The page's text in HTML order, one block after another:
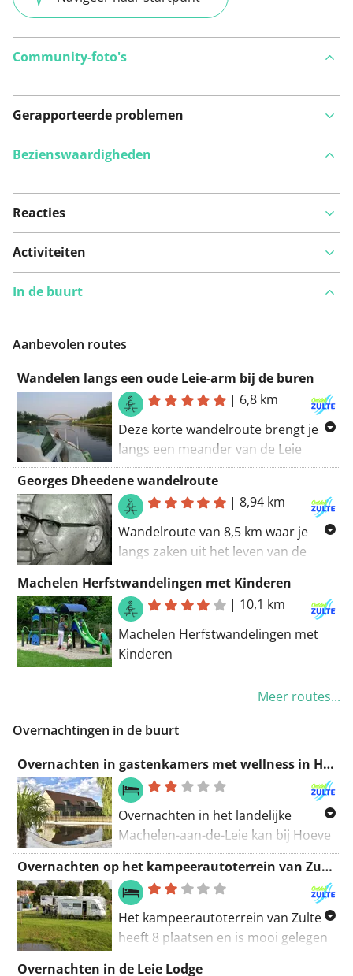
Community-foto's
Gerapporteerde problemen
Bekijk op kaart
Iets opgevallen op deze route?
Bezienswaardigheden
Reacties
Activiteiten
In de buurt
Aanbevolen routes
Wandelen langs een oude Leie-arm bij de buren
| 6,8 km
Deze korte wandelroute brengt je
langs een meander van de Leie
tussen Oeselgem en Gottem.
Vroeger was de Leie een
kronkelende rivier. Wegens
economische doeleinden werd ze
rechtgetrokken. Hiervoor
ontstonden lussen die afgesloten
werden van de Leie. Rond deze
waterplassen is het fijn vertoeven.
Georges Dheedene wandelroute
|8,94 km
Wandelroute van 8,5 km waar je
langs zaken uit het leven van de
Zultse portret- en landschapschilder
Georges Dheedene komt.
Machelen Herfstwandelingen met Kinderen
| 10,1 km
Machelen Herfstwandelingen met
Kinderen
Meer routes...
Overnachtingen in de buurt
Overnachten in gastenkamers met wellness in Hoeve La Cascina
Overnachten in het landelijke
Machelen-aan-de-Leie kan bij Hoeve
La Cascina.
Hoeve La Cascina ligt op een half
uur van de Belgische kust, Brugge
en Gent, genesteld in een groene
omgeving van de Leievallei die vele
Vlaamse schilders heeft
Overnachten op het kampeerautoterrein van Zulte
Het kampeerautoterrein van Zulte
heeft 8 plaatsen en is mooi gelegen
in de natuur.
Overnachten in de Leie Lodge